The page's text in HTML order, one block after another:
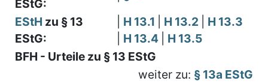
EStG:
EStH zu § 13
EStG:
H 13.1 H 13.2
H 13.3
H 13.4
H 13.5
BFH - Urteile zu § 13 EStG
weiter zu: § 13a EStG